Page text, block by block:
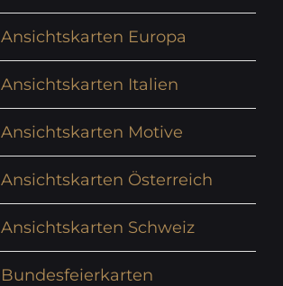
Ansichtskarten Europa
Ansichtskarten Italien
Ansichtskarten Motive
Ansichtskarten Österreich
Ansichtskarten Schweiz
Bundesfeierkarten